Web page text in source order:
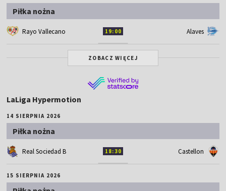
Piłka nożna
Rayo Vallecano 19:00 Alaves
ZOBACZ WIĘCEJ
LaLiga Hypermotion
14 SIERPNIA 2026
Piłka nożna
Real Sociedad B 18:30 Castellon
15 SIERPNIA 2026